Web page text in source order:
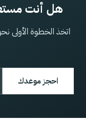
هل أنت
اتخذ الخطوة
احجز موعدك